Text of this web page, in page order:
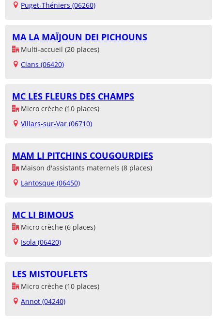
Puget-Théniers (06260)
MA LA MAÏJOUN DEI PICHOUNS
Multi-accueil (20 places)
Clans (06420)
MC LES FLEURS DES CHAMPS
Micro crèche (10 places)
Villars-sur-Var (06710)
MAM LI PITCHINS COUGOURDIES
Maison d'assistants maternels (8 places)
Lantosque (06450)
MC LI BIMOUS
Micro crèche (6 places)
Isola (06420)
LES MISTOUFLETS
Micro crèche (10 places)
Annot (04240)